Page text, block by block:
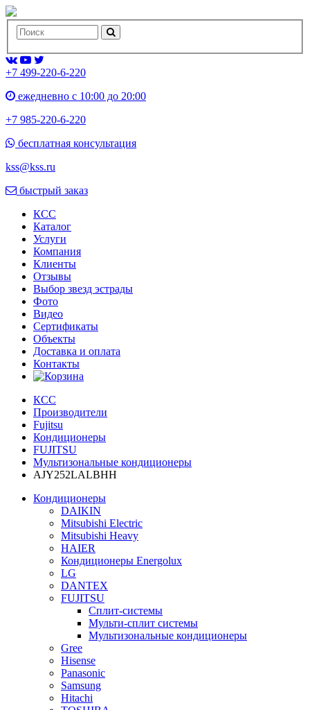
+7 499-220-6-220
ежедневно с 10:00 до 20:00
+7 985-220-6-220
бесплатная консультация
kss@kss.ru
быстрый заказ
КСС
Каталог
Услуги
Компания
Клиенты
Oтзывы
Выбор звезд эстрады
Фото
Видео
Сертификаты
Объекты
Доставка и оплата
Контакты
КСС
Производители
Fujitsu
Кондиционеры
FUJITSU
Мультизональные кондиционеры
AJY252LALBHH
Кондиционеры
DAIKIN
Mitsubishi Electric
Mitsubishi Heavy
HAIER
Кондиционеры Energolux
LG
DANTEX
FUJITSU
Сплит-системы
Мульти-сплит системы
Мультизональные кондиционеры
Gree
Hisense
Panasonic
Samsung
Hitachi